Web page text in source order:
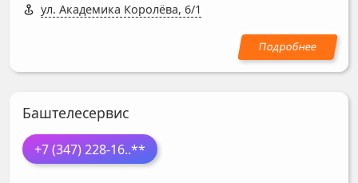
ул. Академика Королёва, 6/1
Баштелесервис
+7 (347) 228-16..**